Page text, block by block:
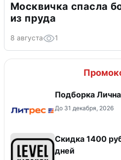
Москвичка спасла
из пруда
8 августа 1
Подборка
До 31 декабря, 2026
Скидка 1400
дней